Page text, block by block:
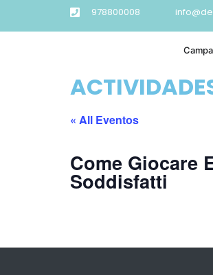
978800008
« All Eventos
Come Giocare
Soddisfatti